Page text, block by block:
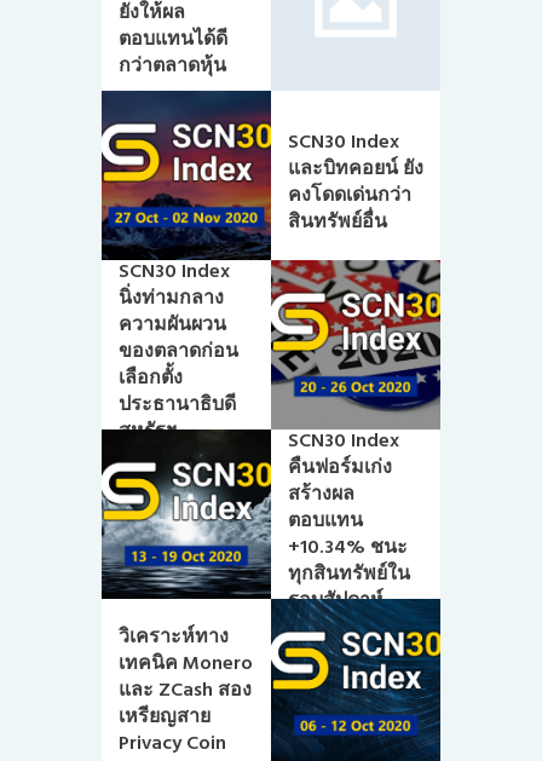
ยังให้ผล
ตอบแทนได้ดี
กว่าตลาดหุ้น
SCN30 Index
และบิทคอยน์ ยัง
คงโดดเด่นกว่า
สินทรัพย์อื่น
SCN30 Index
นิ่งท่ามกลาง
ความผันผวน
ของตลาดก่อน
เลือกตั้ง
ประธานาธิบดี
สหรัฐฯ
SCN30 Index
คืนฟอร์มเก่ง
สร้างผล
ตอบแทน
+10.34% ชนะ
ทุกสินทรัพย์ใน
รอบสัปดาห์
วิเคราะห์ทาง
เทคนิค Monero
และ ZCash สอง
เหรียญสาย
Privacy Coin